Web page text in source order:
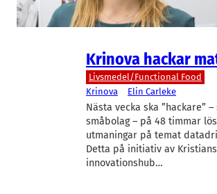
Krinova hackar
Livsmedel/Functional Food
Krinova
Elin Carleke
Nästa vecka ska ”hackare”
småbolag – på 48 timmar
utmaningar på temat
Detta på initiativ av
innovationshub…